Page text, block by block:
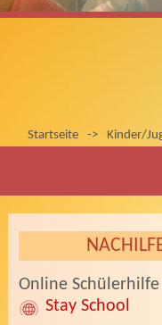
Startseite -> Kinder/
Online
Stay School